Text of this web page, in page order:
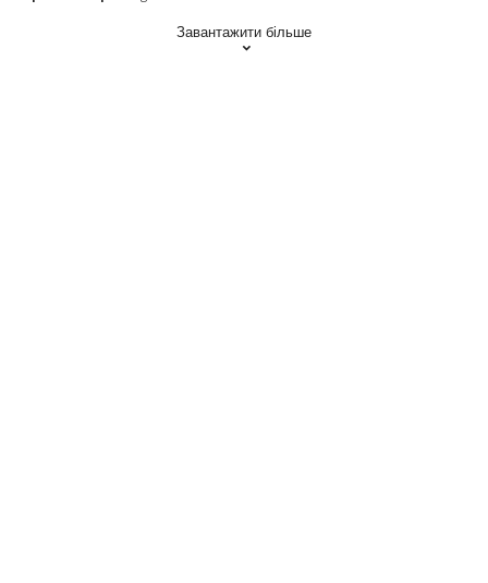
Завантажити більше